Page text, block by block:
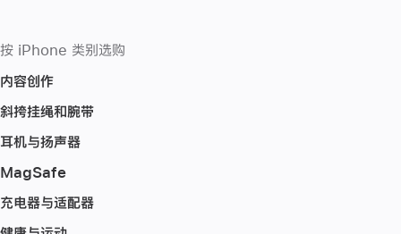
按 iPhone 类别选购
内容创作
斜挎挂绳和腕带
耳机与扬声器
MagSafe
充电器与适配器